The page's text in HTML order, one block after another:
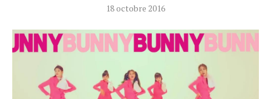
18 octobre 2016